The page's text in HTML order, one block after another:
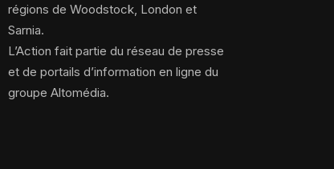
régions de Woodstock, London et
Sarnia.
L’Action fait partie du réseau de presse
et de portails d’information en ligne du
groupe Altomédia.